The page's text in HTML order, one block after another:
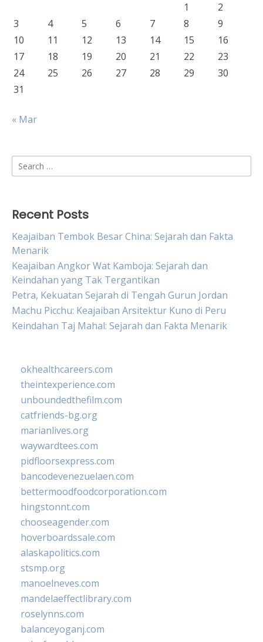
1
2
3
4 5 6 7 8
9
10
11 12 13 14 15
16
17
18 19 20 21 22
23
24
25 26 27 28 29
30
31
« Mar
Search
for:
Recent Posts
Keajaiban Tembok Besar China: Sejarah dan Fakta
Menarik
Keajaiban Angkor Wat Kamboja: Sejarah dan
Keindahan yang Tak Tergantikan
Petra, Kekuatan Sejarah di Tengah Gurun Jordan
Machu Picchu: Keajaiban Arsitektur Kuno di Peru
Keindahan Taj Mahal: Sejarah dan Fakta Menarik
okhealthcareers.com
theintexperience.com
unboundedthefilm.com
catfriends-bg.org
marianlives.org
waywardtees.com
pidfloorsexpress.com
bancodevenezuelaen.com
bettermoodfoodcorporation.com
hingstonnt.com
chooseagender.com
hoverboardssale.com
alaskapolitics.com
stsmp.org
manoelneves.com
mandelaeffectlibrary.com
roselynns.com
balanceyoganj.com